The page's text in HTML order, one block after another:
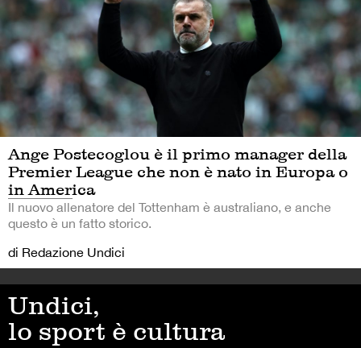
Ange Postecoglou è il primo manager della
Premier League che non è nato in Europa o
in America
Il nuovo allenatore del Tottenham è australiano, e anche
questo è un fatto storico.
di Redazione Undici
Undici,
lo sport è cultura